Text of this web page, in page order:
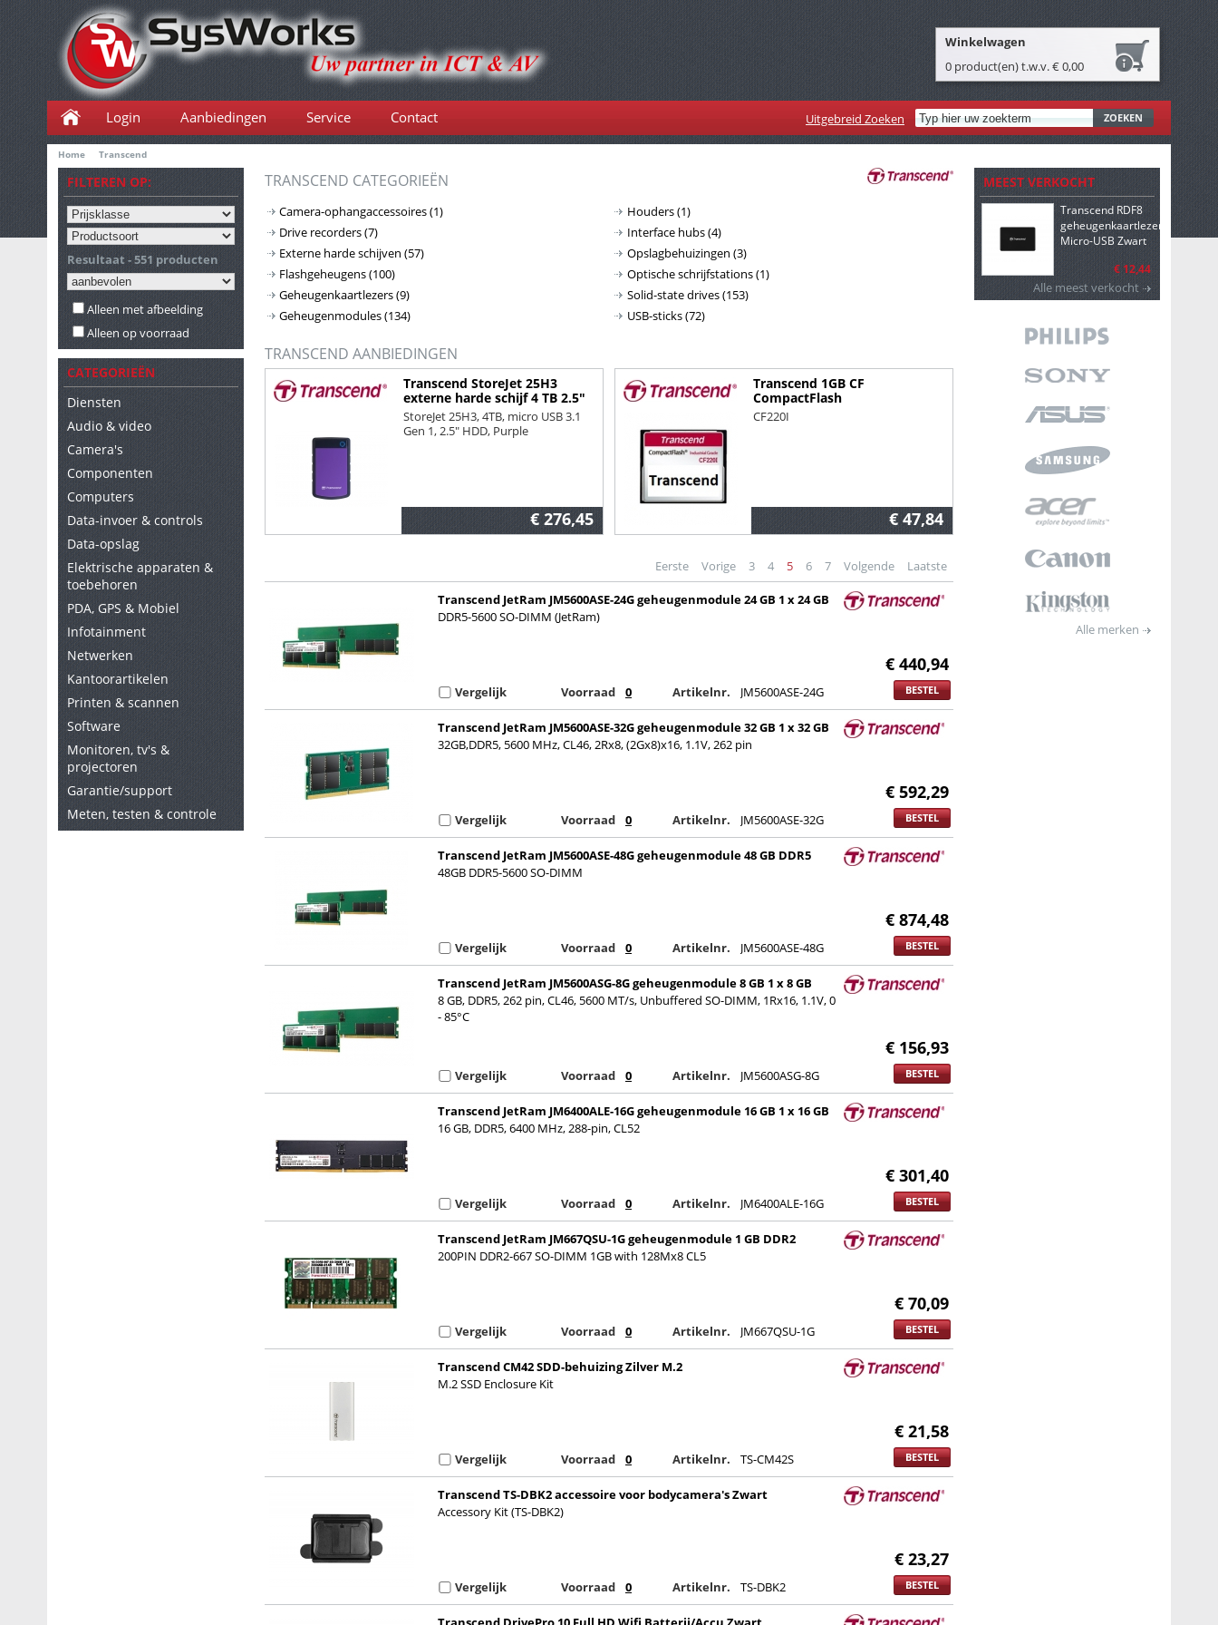
Home Transcend
Login Aanbiedingen Service Contact Uitgebreid Zoeken ZOEKEN
Winkelwagen
0 product(en) t.w.v. € 0,00
FILTEREN OP:
Resultaat - 551 producten
Alleen met afbeelding
Alleen op voorraad
CATEGORIEËN
Diensten
Audio & video
Camera's
Componenten
Computers
Data-invoer & controls
Data-opslag
Elektrische apparaten &
toebehoren
PDA, GPS & Mobiel
Infotainment
Netwerken
Kantoorartikelen
Printen & scannen
Software
Monitoren, tv's &
projectoren
Garantie/support
Meten, testen & controle
TRANSCEND CATEGORIEËN
Camera-ophangaccessoires(1)
Drive recorders(7)
Externe harde schijven (57)
Flashgeheugens(100)
Geheugenkaartlezers(9)
Geheugenmodules(134)
Houders(1)
Interface hubs(4)
Opslagbehuizingen (3)
Optische schrijfstations(1)
Solid-state drives(153)
USB-sticks(72)
TRANSCEND AANBIEDINGEN
StoreJet 25H3, 4TB, micro USB 3.1
Gen 1, 2.5" HDD, Purple
Transcend StoreJet 25H3
externe harde schijf 4 TB 2.5"
USB 3.2 Gen 1 (3.1 Gen 1)
Zwart, Paars
€ 276,45
CF220I
Transcend 1GB CF
CompactFlash
€ 47,84
Eerste Vorige 3 4 5 6 7 Volgende Laatste
DDR5-5600 SO-DIMM (JetRam)
Artikelnr. JM5600ASE-24G
Transcend JetRam JM5600ASE-24G geheugenmodule 24 GB 1 x 24 GB
DDR5 2800 MHz
€ 440,94
Vergelijk Voorraad 0 BESTEL
32GB,DDR5, 5600 MHz, CL46, 2Rx8, (2Gx8)x16, 1.1V, 262 pin
Artikelnr. JM5600ASE-32G
Transcend JetRam JM5600ASE-32G geheugenmodule 32 GB 1 x 32 GB
DDR5 262-pin SO-DIMM
€ 592,29
Vergelijk Voorraad 0 BESTEL
48GB DDR5-5600 SO-DIMM
Artikelnr. JM5600ASE-48G
Transcend JetRam JM5600ASE-48G geheugenmodule 48 GB DDR5
262-pin SO-DIMM
€ 874,48
Vergelijk Voorraad 0 BESTEL
8 GB, DDR5, 262 pin, CL46, 5600 MT/s, Unbuffered SO-DIMM, 1Rx16, 1.1V, 0
- 85°C
Artikelnr. JM5600ASG-8G
Transcend JetRam JM5600ASG-8G geheugenmodule 8 GB 1 x 8 GB
DDR5
€ 156,93
Vergelijk Voorraad 0 BESTEL
16 GB, DDR5, 6400 MHz, 288-pin, CL52
Artikelnr. JM6400ALE-16G
Transcend JetRam JM6400ALE-16G geheugenmodule 16 GB 1 x 16 GB
DDR5
€ 301,40
Vergelijk Voorraad 0 BESTEL
200PIN DDR2-667 SO-DIMM 1GB with 128Mx8 CL5
Artikelnr. JM667QSU-1G
Transcend JetRam JM667QSU-1G geheugenmodule 1 GB DDR2
€ 70,09
Vergelijk Voorraad 0 BESTEL
M.2 SSD Enclosure Kit
Artikelnr. TS-CM42S
Transcend CM42 SDD-behuizing Zilver M.2
€ 21,58
Vergelijk Voorraad 0 BESTEL
Accessory Kit (TS-DBK2)
Artikelnr. TS-DBK2
Transcend TS-DBK2 accessoire voor bodycamera's Zwart
€ 23,27
Vergelijk Voorraad 0 BESTEL
MEEST VERKOCHT
Transcend RDF8
geheugenkaartlezer
Micro-USB Zwart
€ 12,44
Alle meest verkocht
Alle merken